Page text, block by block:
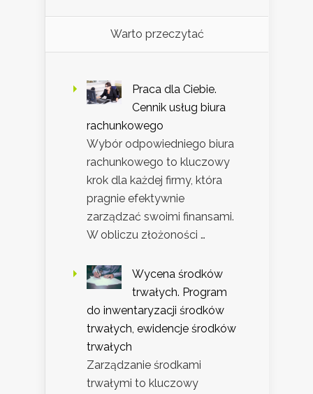
Warto przeczytać
Praca dla Ciebie.
Cennik usług biura
rachunkowego
Wybór odpowiedniego biura
rachunkowego to kluczowy
krok dla każdej firmy, która
pragnie efektywnie
zarządzać swoimi finansami.
W obliczu złożoności …
Wycena środków
trwałych. Program
do inwentaryzacji środków
trwałych, ewidencje środków
trwałych
Zarządzanie środkami
trwałymi to kluczowy